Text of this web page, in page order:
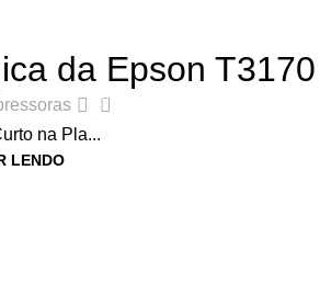
da Epson
0
na Pla...
LENDO